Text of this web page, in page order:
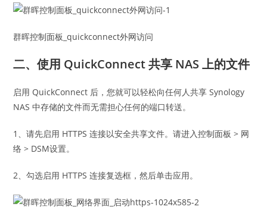
群晖控制面板_quickconnect外网访问
二、使用 QuickConnect 共享 NAS 上的文件
启用 QuickConnect 后，您就可以轻松向任何人共享 Synology
NAS 中存储的文件而无需担心任何的端口转送。
1、请先启用 HTTPS 连接以安全共享文件。请进入控制面板 > 网
络 > DSM设置。
2、勾选启用 HTTPS 连接复选框，然后单击应用。